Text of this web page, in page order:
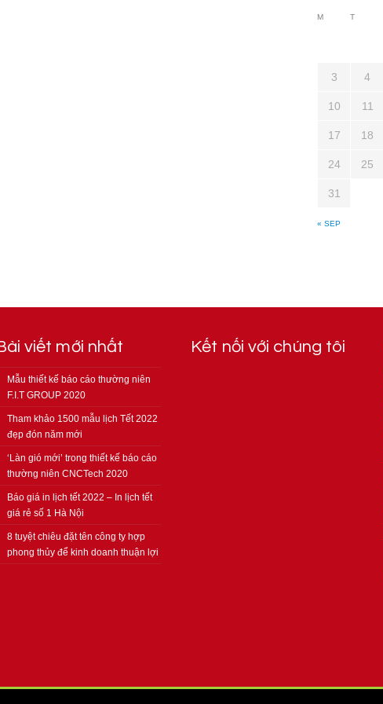
M T
« SEP
3 4
10 11
17 18
24 25
31
viết mới nhất
Mẫu thiết kế báo cáo thường niên
F.I.T GROUP 2020
Tham khảo 1500 mẫu lịch Tết 2022
đẹp đón năm mới
‘Làn gió mới’ trong thiết kế báo cáo
thường niên CNCTech 2020
Báo giá in lịch tết 2022 – In lịch tết
giá rẻ số 1 Hà Nội
8 tuyệt chiêu đặt tên công ty hợp
phong thủy để kinh doanh thuận lợi
Kết nối với chúng tôi